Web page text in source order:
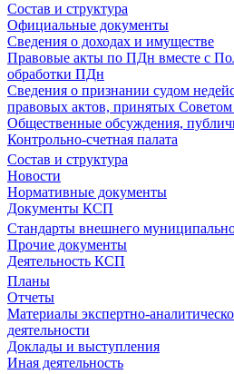
Состав и структура
Официальные документы
Сведения о доходах и имуществе
Правовые акты по ПДн вместе с
обработки ПДн
Сведения о признании судом
правовых актов, принятых
Общественные обсуждения,
Контрольно-счетная палата
Состав и структура
Новости
Нормативные документы
Документы КСП
Стандарты внешнего
Прочие документы
Деятельность КСП
Планы
Отчеты
Материалы экспертно-
деятельности
Доклады и выступления
Иная деятельность